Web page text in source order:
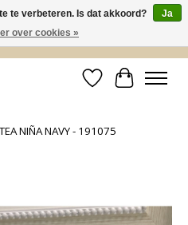
maken ruimte! Shop nu de zomer
Verlanglijst
NIÑA NAVY - 191075
Items
te verbeteren. Is dat akkoord?
Ja
over cookies »